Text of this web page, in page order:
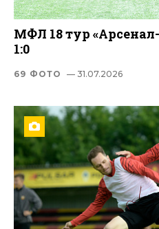
МФЛ 18 тур
1:0
69 ФОТО — 31.07.2026